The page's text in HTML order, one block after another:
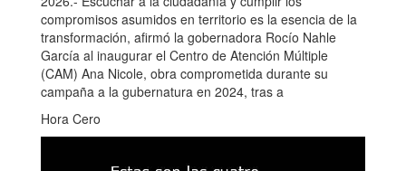
compromisos asumidos en territorio es la esencia de la
transformación, afirmó la gobernadora Rocío Nahle
García al inaugurar el Centro de Atención Múltiple
(CAM) Ana Nicole, obra comprometida durante su
campaña a la gubernatura en 2024, tras a
Hora Cero